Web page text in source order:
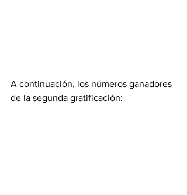
A continuación, los números ganadores
de la segunda gratificación: